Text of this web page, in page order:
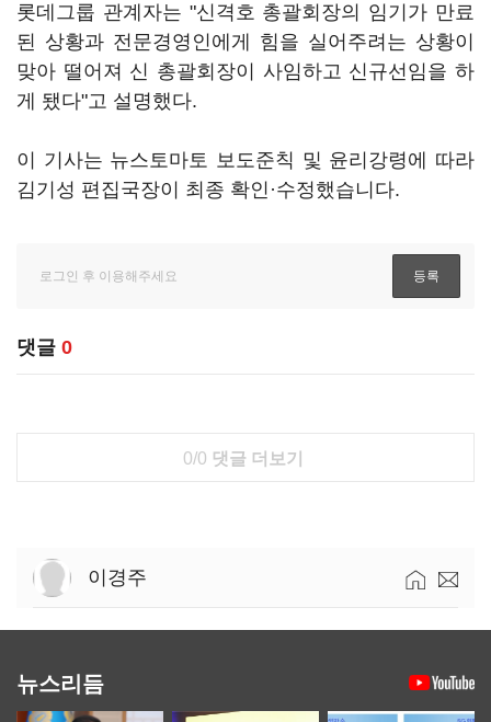
롯데그룹 관계자는 "신격호 총괄회장의 임기가 만료
된 상황과 전문경영인에게 힘을 실어주려는 상황이
맞아 떨어져 신 총괄회장이 사임하고 신규선임을 하
게 됐다"고 설명했다.
이 기사는 뉴스토마토 보도준칙 및 윤리강령에 따라
김기성 편집국장이 최종 확인·수정했습니다.
댓글 0
0/0 댓글 더보기
이경주
뉴스리듬